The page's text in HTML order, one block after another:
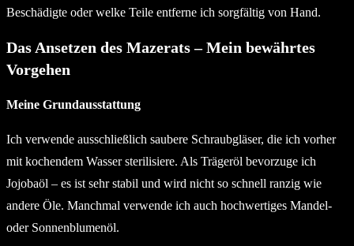
Beschädigte oder welke Teile entferne ich sorgfältig von Hand.
Das Ansetzen des Mazerats – Mein bewährtes
Vorgehen
Meine Grundausstattung
Ich verwende ausschließlich saubere Schraubgläser, die ich vorher
mit kochendem Wasser sterilisiere. Als Trägeröl bevorzuge ich
Jojobaöl – es ist sehr stabil und wird nicht so schnell ranzig wie
andere Öle. Manchmal verwende ich auch hochwertiges Mandel-
oder Sonnenblumenöl.